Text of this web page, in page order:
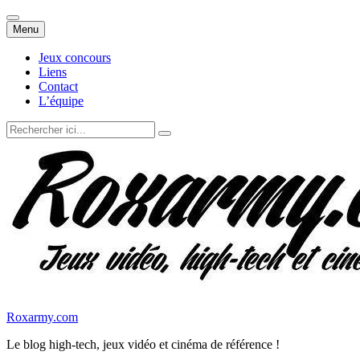
Menu Aller
au
contenu
Jeux concours
Liens
Contact
L’équipe
Recherche
pour
Roxarmy.com
Le blog high-tech, jeux vidéo et cinéma de référence !